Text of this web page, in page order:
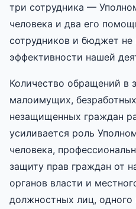
три сотрудника —
человека и два его
сотрудников и бюджет не
эффективности нашей
Количество обращений в
малоимущих,
незащищенных граждан
усиливается роль
человека,
защиту прав граждан от
органов власти и
должностных лиц, одного